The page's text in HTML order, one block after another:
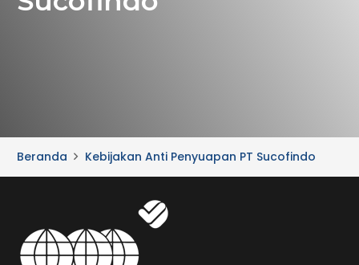
Beranda Kebijakan Anti Penyuapan PT Sucofindo